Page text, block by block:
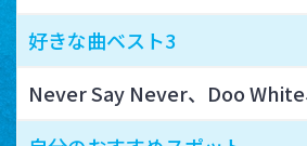
好きな曲ベスト3
Never Say Never、Doo